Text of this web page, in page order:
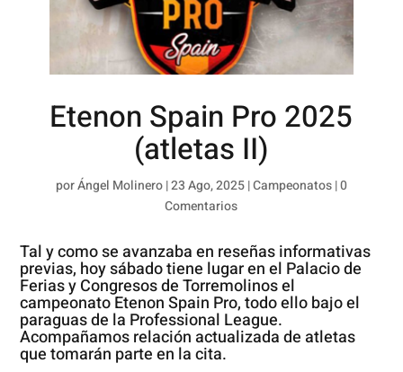
Etenon Spain Pro 2025
(atletas II)
porÁngel Molinero|23 Ago, 2025|Campeonatos|0
Comentarios
Tal y como se avanzaba en reseñas informativas
previas, hoy sábado tiene lugar en el Palacio de
Ferias y Congresos de Torremolinos el
campeonato Etenon Spain Pro, todo ello bajo el
paraguas de la Professional League.
Acompañamos relación actualizada de atletas
que tomarán parte en la cita.